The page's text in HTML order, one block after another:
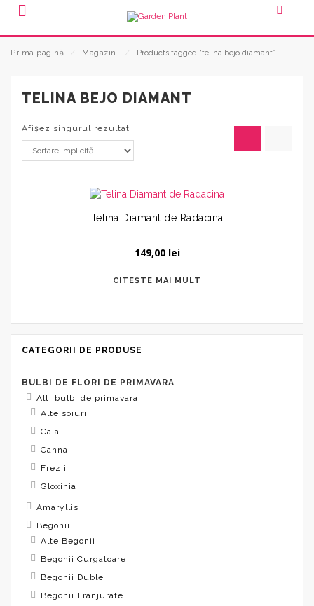
Prima pagină Magazin Products tagged “telina bejo diamant”
TELINA BEJO DIAMANT
Afișez singurul rezultat
Telina Diamant de Radacina
149,00 lei
CITEȘTE MAI MULT
CATEGORII DE PRODUSE
BULBI DE FLORI DE PRIMAVARA
Alti bulbi de primavara
Alte soiuri
Cala
Canna
Frezii
Gloxinia
Amaryllis
Begonii
Alte Begonii
Begonii Curgatoare
Begonii Duble
Begonii Franjurate